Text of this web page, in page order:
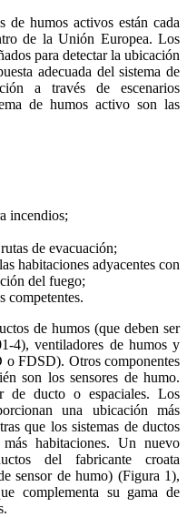
de humos activos están cada
de la Unión Europea. Los
para detectar la ubicación
adecuada del sistema de
a través de escenarios
de humos activo son las
incendios;
de evacuación;
habitaciones adyacentes con
del fuego;
competentes.
de humos (que deben ser
4), ventiladores de humos y
o FDSD). Otros componentes
son los sensores de humo.
de ducto o espaciales. Los
una ubicación más
que los sistemas de ductos
habitaciones. Un nuevo
del fabricante croata
sensor de humo) (Figura 1),
complementa su gama de